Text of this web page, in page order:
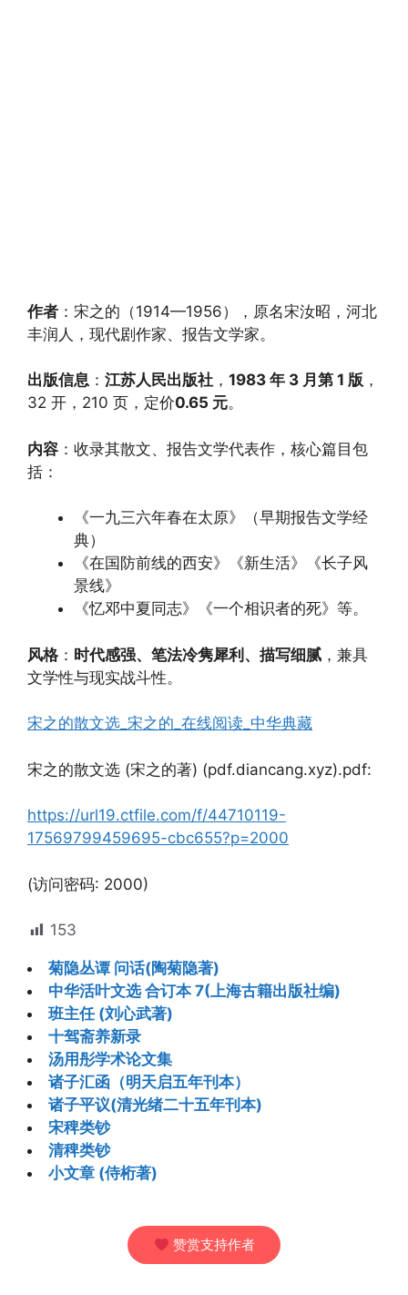
作者 ：宋之的（1914—1956），原名宋汝昭，河北
丰润人，现代剧作家、报告文学家。
出版信息 ： 江苏人民出版社 ， 1983 年 3 月第 1 版 ，
32 开，210 页，定价0.65 元。
内容 ：收录其散文、报告文学代表作，核心篇目包
括：
《一九三六年春在太原》（早期报告文学经
典）
《在国防前线的西安》《新生活》《长子风
景线》
《忆邓中夏同志》《一个相识者的死》等。
风格 ： 时代感强、笔法冷隽犀利、描写细腻 ，兼具
文学性与现实战斗性。
宋之的散文选_宋之的_在线阅读_中华典藏
宋之的散文选 (宋之的著) (pdf.diancang.xyz).pdf:
https://url19.ctfile.com/f/44710119-
17569799459695-cbc655?p=2000
(访问密码: 2000)
153
菊隐丛谭 问话(陶菊隐著)
中华活叶文选 合订本 7(上海古籍出版社编)
班主任 (刘心武著)
十驾斋养新录
汤用彤学术论文集
诸子汇函（明天启五年刊本）
诸子平议(清光绪二十五年刊本)
宋稗类钞
清稗类钞
小文章 (侍桁著)
赞赏支持作者